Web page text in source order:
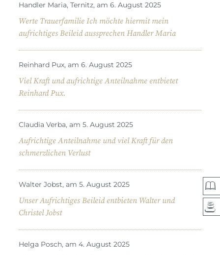
Handler Maria, Ternitz, am 6. August 2025
Werte Trauerfamilie Ich möchte hiermit mein
aufrichtiges Beileid aussprechen Handler Maria
Reinhard Pux, am 6. August 2025
Viel Kraft und aufrichtige Anteilnahme entbietet
Reinhard Pux.
Claudia Verba, am 5. August 2025
Aufrichtige Anteilnahme und viel Kraft für den
schmerzlichen Verlust
Walter Jobst, am 5. August 2025
Unser Aufrichtiges Beileid entbieten Walter und
Christel Jobst
Helga Posch, am 4. August 2025